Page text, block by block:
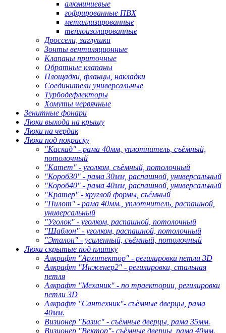
алюминиевые
гофрированные ПВХ
металлизированные
теплоизолированные
Дроссели, заглушки
Зонты вентиляционные
Клапаны приточные
Обратные клапаны
Площадки, фланцы, накладки
Соединители универсальные
Турбодефлекторы
Хомуты червячные
Зенитные фонари
Люки выхода на крышу
Люки на чердак
Люки под покраску
"Каскад" - рама 40мм, уплотнитель, съёмный,
потолочный
"Катет" - уголком, съёмный, потолочный
"Короб30" - рама 30мм, распашной, универсальный
"Короб40" - рама 40мм, распашной, универсальный
"Кратер" - круглой формы, съёмный
"Пилот" - рама 40мм., уплотнитель, распашной,
универсальный
"Уголок" - уголком, распашной, потолочный
"Шаблон" - уголком, распашной, потолочный
"Эталон" - усиленный, съёмный, потолочный
Люки скрытые под плитку
Алкрафт "Архитектор" - регилировки петли 3D
Алкрафт "Инженер2" - регилировки, стальная
петля
Алкрафт "Механик" - по траектории, регилировки
петли 3D
Алкрафт "Сантехник"- съёмные дверцы, рама
40мм.
Визионер "Базис" - съёмные дверцы, рама 35мм.
Визионер "Вектор"- съёмные дверцы, рама 40мм.